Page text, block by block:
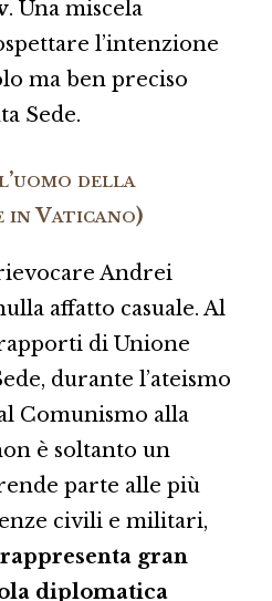
. Una miscela
l’intenzione
ma ben preciso
Sede.
della
in Vaticano)
Andrei
affatto casuale. Al
di Unione
durante l’ateismo
Comunismo alla
è soltanto un
parte alle più
civili e militari,
gran
diplomatica